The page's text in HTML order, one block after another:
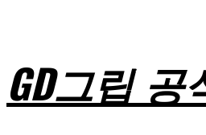
GD그립